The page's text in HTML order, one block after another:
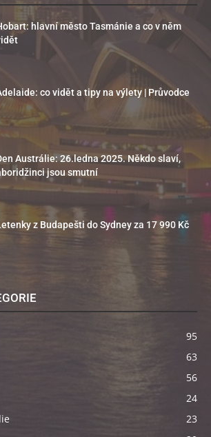
hlavní město Tasmánie a co v něm
co vidět a tipy na výlety | Průvodce
Austrálie: 26.ledna 2025. Někdo slaví,
jsou smutní
z Budapešti do Sydney za 17 990 Kč
95
63
56
24
23